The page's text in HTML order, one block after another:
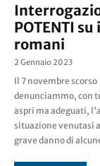
POTENTI
romani
2 Gennaio 2023
Il 7 novembre scorso
denunciammo, con
aspri ma adeguati,
situazione venutasi
grave danno di
anche di nostri colleghi che, a
Roma, dopo aver
un oneroso affitto per
alloggi......